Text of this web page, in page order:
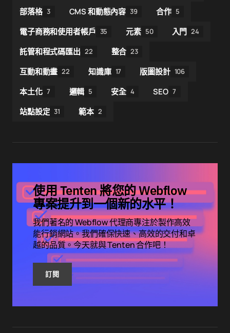
部落格 3 CMS 和動態內容 39 合作 5
電子商務和使用者帳戶 35 元素 50 入門 24
託管和程式碼匯出 22 整合 23
互動和動畫 22 知識庫 17 版圖設計 106
本土化 7 邏輯 5 安全 4 SEO 7
站點設定 31 範本 2
使用 Tenten 將您的 Webflow
專案提升到一個新的水平！
我們著名的 Webflow 代理商專注於製作高效
能行銷網站。我們確保快速、高效的交付和卓
越的品質。今天就與 Tenten 合作吧！
訂閱